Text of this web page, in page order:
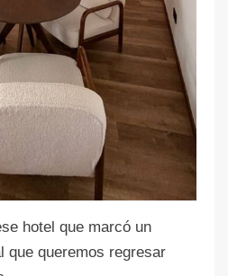
hotel que marcó un
que queremos regresar